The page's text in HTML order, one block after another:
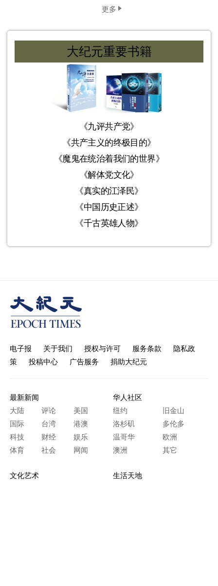
更多
大纪元重要书籍
《九评共产党》
《共产主义的终极目的》
《魔鬼在统治着我们的世界》
《解体党文化》
《真实的江泽民》
《中国历史正述》
《千古英雄人物》
电子报 关于我们 授权与许可 服务条款
隐私政
策
投稿中心 广告服务 捐助大纪元
最新新闻
大陆
评论
美国
国际
台湾
港澳
科技
财经
娱乐
体育
社会 网闻
华人社区
纽约
旧金山
洛杉矶
多伦多
温哥华
欧洲
澳洲
其它
文化艺术
生活天地